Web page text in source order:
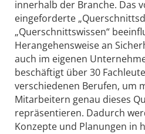
innerhalb der Branche. Das
eingeforderte
„Querschnittswissen“
Herangehensweise an
auch im eigenen
beschäftigt über 30
verschiedenen Berufen, um
Mitarbeitern genau dieses
repräsentieren. Dadurch
Konzepte und Planungen in